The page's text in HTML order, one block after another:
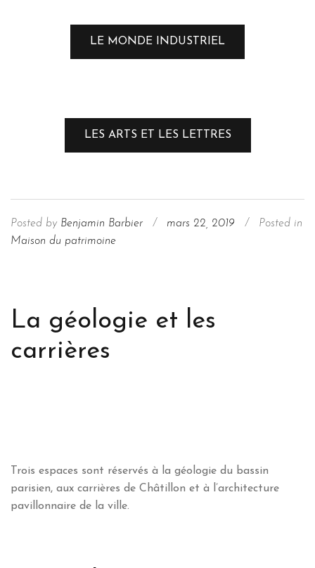
LE MONDE INDUSTRIEL
LES ARTS ET LES LETTRES
Posted by Benjamin Barbier / mars 22, 2019 /
Posted in
Maison du patrimoine
La géologie et les
carrières
Trois espaces sont réservés à la géologie du bassin
parisien, aux carrières de Châtillon et à l’architecture
pavillonnaire de la ville.